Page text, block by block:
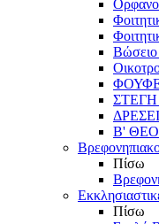
Βώσειο
Β'
Πίσω
Πίσω